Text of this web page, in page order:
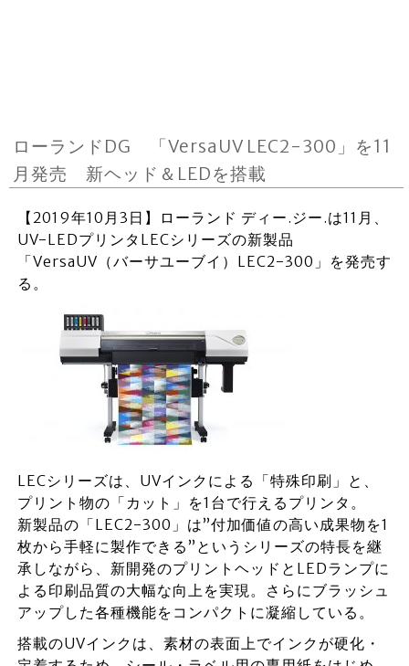
ローランドDG 「VersaUV LEC2-300」を11
月発売 新ヘッド＆LEDを搭載
【2019年10月3日】ローランド ディー.ジー.は11月、
UV-LEDプリンタLECシリーズの新製品
「VersaUV（バーサユーブイ）LEC2-300」を発売す
る。
LECシリーズは、UVインクによる「特殊印刷」と、
プリント物の「カット」を1台で行えるプリンタ。
新製品の「LEC2-300」は”付加価値の高い成果物を1
枚から手軽に製作できる”というシリーズの特長を継
承しながら、新開発のプリントヘッドとLEDランプに
よる印刷品質の大幅な向上を実現。さらにブラッシュ
アップした各種機能をコンパクトに凝縮している。
搭載のUVインクは、素材の表面上でインクが硬化・